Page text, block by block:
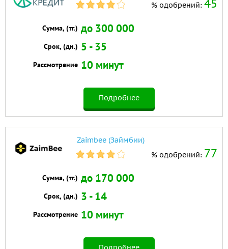
% одобрений: 45
Сумма, (тг.) до 300 000
Срок, (дн.) 5 - 35
Рассмотрение 10 минут
Подробнее
Zaimbee (Займбии)
% одобрений: 77
Сумма, (тг.) до 170 000
Срок, (дн.) 3 - 14
Рассмотрение 10 минут